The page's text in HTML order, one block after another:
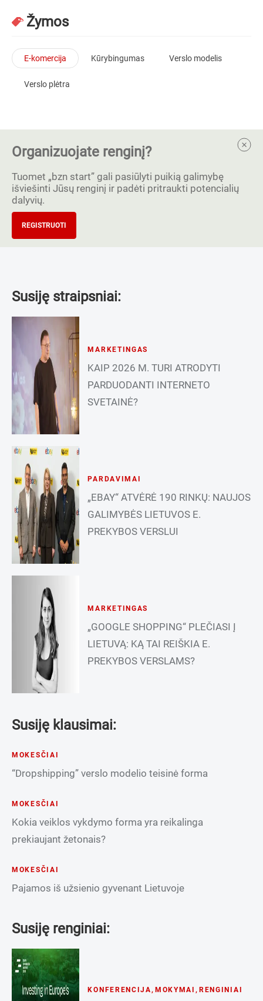
Žymos
E-komercija Kūrybingumas Verslo modelis
Verslo plėtra
Organizuojate renginį?
Tuomet „bzn start” gali pasiūlyti puikią galimybę
išviešinti Jūsų renginį ir padėti pritraukti potencialių
dalyvių.
REGISTRUOTI
Susiję straipsniai:
MARKETINGAS
KAIP 2026 M. TURI ATRODYTI
PARDUODANTI INTERNETO
SVETAINĖ?
PARDAVIMAI
„EBAY“ ATVĖRĖ 190 RINKŲ: NAUJOS
GALIMYBĖS LIETUVOS E.
PREKYBOS VERSLUI
MARKETINGAS
„GOOGLE SHOPPING“ PLEČIASI Į
LIETUVĄ: KĄ TAI REIŠKIA E.
PREKYBOS VERSLAMS?
Susiję klausimai:
MOKESČIAI
“Dropshipping” verslo modelio teisinė forma
MOKESČIAI
Kokia veiklos vykdymo forma yra reikalinga
prekiaujant žetonais?
MOKESČIAI
Pajamos iš užsienio gyvenant Lietuvoje
Susiję renginiai:
KONFERENCIJA , MOKYMAI , RENGINIAI